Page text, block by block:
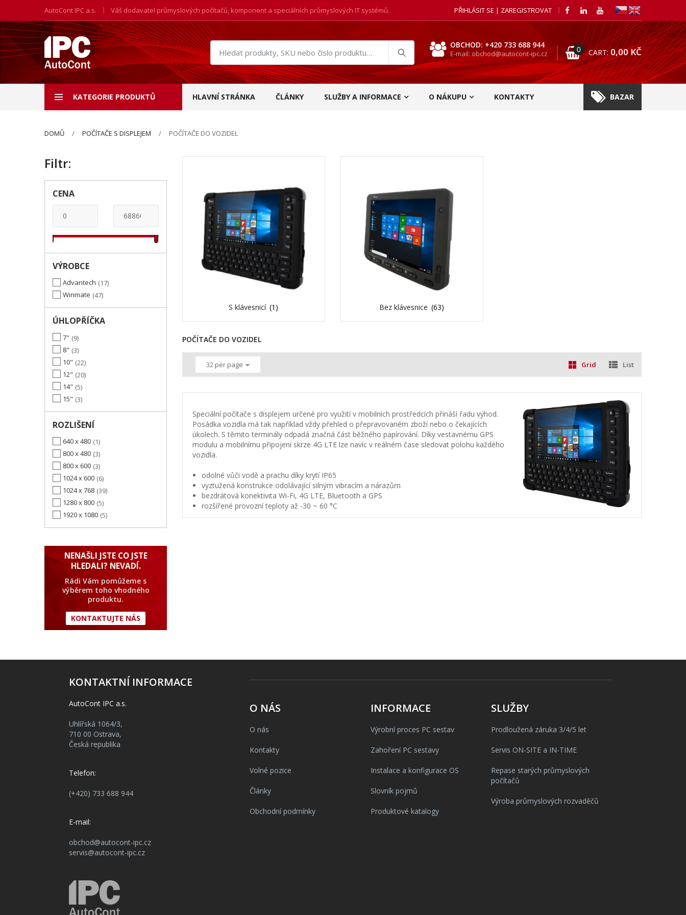
AutoCont IPC a.s. Váš dodavatel průmyslových počítačů, komponent a speciálních průmyslových IT systémů. PŘIHLÁSIT SE | ZAREGISTROVAT
Hledat
produkty
OBCHOD: +420 733 688 944
E-mail: obchod@autocont-ipc.cz 0 CART: 0,00KČ
KATEGORIE PRODUKTŮ HLAVNÍ STRÁNKA ČLÁNKY SLUŽBY A INFORMACE O NÁKUPU KONTAKTY BAZAR
DOMŮ POČÍTAČE S DISPLEJEM POČÍTAČE DO VOZIDEL
S klávesnicí (1) Bez klávesnice (63)
POČÍTAČE DO VOZIDEL
32 per page Grid List
Speciální počítače s displejem určené pro využití v mobilních prostředcích přináší řadu výhod.
Posádka vozidla má tak například vždy přehled o přepravovaném zboží nebo o čekajících
úkolech. S těmito terminály odpadá značná část běžného papírování. Díky vestavnému GPS
modulu a mobilnímu připojení skrze 4G LTE lze navíc v reálném čase sledovat polohu každého
vozidla.
odolné vůči vodě a prachu díky krytí IP65
vyztužená konstrukce odolávající silným vibracím a nárazům
bezdrátová konektivita Wi-Fi, 4G LTE, Bluetooth a GPS
rozšířené provozní teploty až -30 ~ 60 °C
Filtr:
CENA
VÝROBCE
Advantech
17
Winmate 47
ÚHLOPŘÍČKA
7" 9
8" 3
10" 22
12" 20
14" 5
15" 3
ROZLIŠENÍ
640 x 480 1
800 x 480 3
800 x 600 3
1024 x 600 6
1024 x 768 39
1280 x 800 5
1920 x 1080 5
NENAŠLI JSTE CO JSTE
HLEDALI? NEVADÍ.
Rádi Vám pomůžeme s
výběrem toho vhodného
produktu.
KONTAKTUJTE NÁS
KONTAKTNÍ INFORMACE
AutoCont IPC a.s.
Uhlířská 1064/3,
710 00 Ostrava,
Česká republika
Telefon:
(+420) 733 688 944
E-mail:
obchod@autocont-ipc.cz
servis@autocont-ipc.cz
O NÁS
O nás
Kontakty
Volné pozice
Články
Obchodní podmínky
INFORMACE
Výrobní proces PC sestav
Zahoření PC sestavy
Instalace a konfigurace OS
Slovník pojmů
Produktové katalogy
SLUŽBY
Prodloužená záruka 3/4/5 let
Servis ON-SITE a IN-TIME
Repase starých průmyslových
počítačů
Výroba průmyslových rozvaděčů